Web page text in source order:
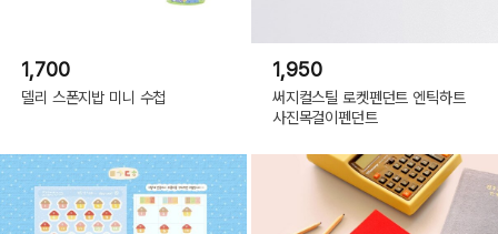
1,700
델리 스폰지밥 미니 수첩
1,950
써지컬스틸 로켓펜던트 엔틱하트
사진목걸이펜던트